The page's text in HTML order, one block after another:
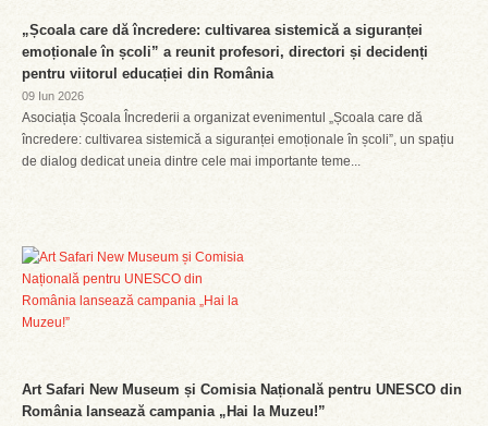
„Școala care dă încredere: cultivarea sistemică a siguranței
emoționale în școli” a reunit profesori, directori și decidenți
pentru viitorul educației din România
09 Iun 2026
Asociația Școala Încrederii a organizat evenimentul „Școala care dă
încredere: cultivarea sistemică a siguranței emoționale în școli”, un spațiu
de dialog dedicat uneia dintre cele mai importante teme...
Art Safari New Museum și Comisia Națională pentru UNESCO din
România lansează campania „Hai la Muzeu!”